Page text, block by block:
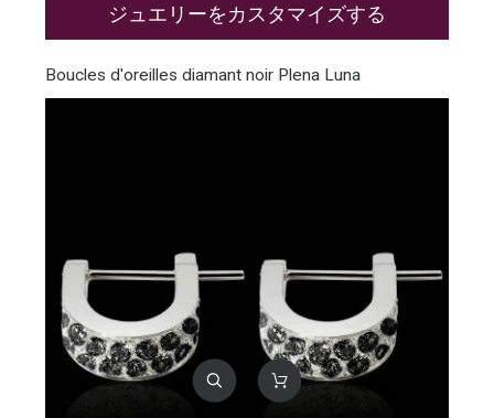
ジュエリーをカスタマイズする
Boucles d'oreilles diamant noir Plena Luna